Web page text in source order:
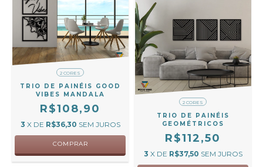
2 CORES
TRIO DE PAINÉIS GOOD
VIBES MANDALA
R$108,90
3 X DE R$36,30 SEM JUROS
COMPRAR
2 CORES
TRIO DE PAINÉIS
GEOMÉTRICOS
R$112,50
3 X DE R$37,50 SEM JUROS